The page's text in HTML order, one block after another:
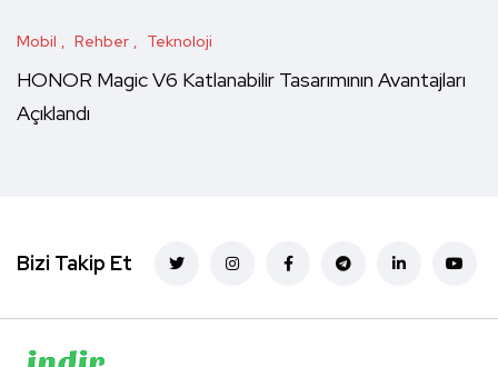
Mobil Rehber Teknoloji
HONOR Magic V6 Katlanabilir Tasarımının Avantajları
Açıklandı
Bizi Takip Et